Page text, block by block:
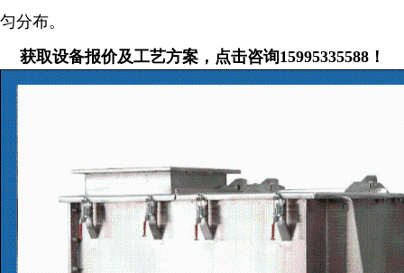
匀分布。
获取设备报价及工艺方案，点击咨询15995335588！